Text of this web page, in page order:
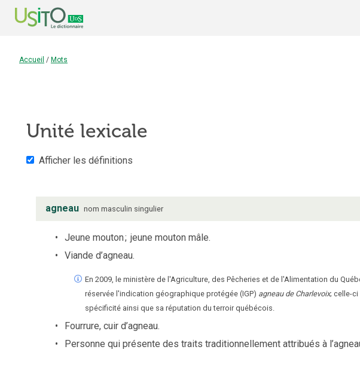
Accueil / Mots
Unité lexicale
Afficher les définitions
agneau nom masculin singulier
Jeune mouton; jeune mouton mâle.
Viande d’agneau.
En 2009, le ministère de l'Agriculture, des Pêcheries et de l'Alimentation du
réservée l'indication géographique protégée (IGP) agneau de Charlevoix; celle-
spécificité ainsi que sa réputation du terroir québécois.
Fourrure, cuir d’agneau.
Personne qui présente des traits traditionnellement attribués à